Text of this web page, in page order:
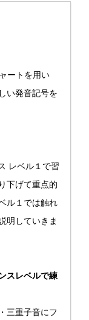
ートを用い
い発音記号を
レベル１で習
下げて重点的
ル１では触れ
明していきま
スレベルで練
三重子音にフ